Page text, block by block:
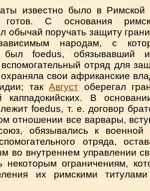
известно было в Римской
готов. С основания
обычай поручать защиту
народам, с
был foedus, обязывавший
вспомогательный отряд для
охраняла свои африканские
такАвгуст оберегал
каппадокийских. В
foedus, т. е. договор
отношении все варвары,
обязывались к
отряда,
во внутреннем управлении
некоторым ограничениям,
их римскими